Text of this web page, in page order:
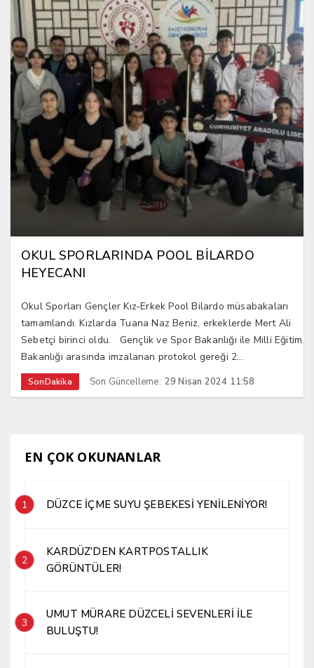
OKUL SPORLARINDA POOL BİLARDO
HEYECANI
Okul Sporları Gençler Kız-Erkek Pool Bilardo müsabakaları
tamamlandı. Kızlarda Tuana Naz Beniz, erkeklerde Mert Ali
Sebetçi birinci oldu. Gençlik ve Spor Bakanlığı ile Milli Eğitim
Bakanlığı arasında imzalanan protokol gereği 2...
SonDakika Son Güncelleme: 29 Nisan 2024 11:58
EN ÇOK OKUNANLAR
1 DÜZCE İÇME SUYU ŞEBEKESİ YENİLENİYOR!
2
KARDÜZ’DEN KARTPOSTALLIK
GÖRÜNTÜLER!
3
UMUT MÜRARE DÜZCELİ SEVENLERİ İLE
BULUŞTU!